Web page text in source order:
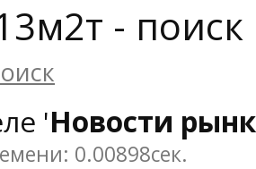
- поиск
'Новости
0.00898сек.